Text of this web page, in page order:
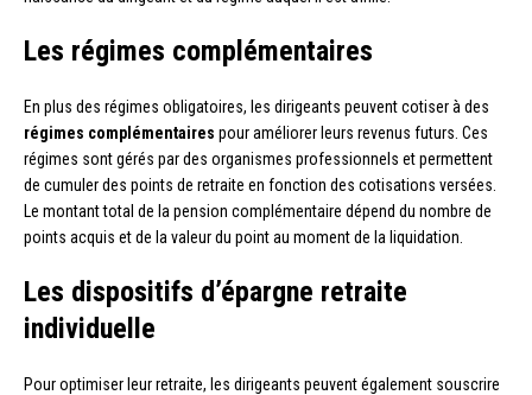
Les régimes complémentaires
En plus des régimes obligatoires, les dirigeants peuvent cotiser à des
régimes complémentaires pour améliorer leurs revenus futurs. Ces
régimes sont gérés par des organismes professionnels et permettent
de cumuler des points de retraite en fonction des cotisations versées.
Le montant total de la pension complémentaire dépend du nombre de
points acquis et de la valeur du point au moment de la liquidation.
Les dispositifs d’épargne retraite
individuelle
Pour optimiser leur retraite, les dirigeants peuvent également souscrire